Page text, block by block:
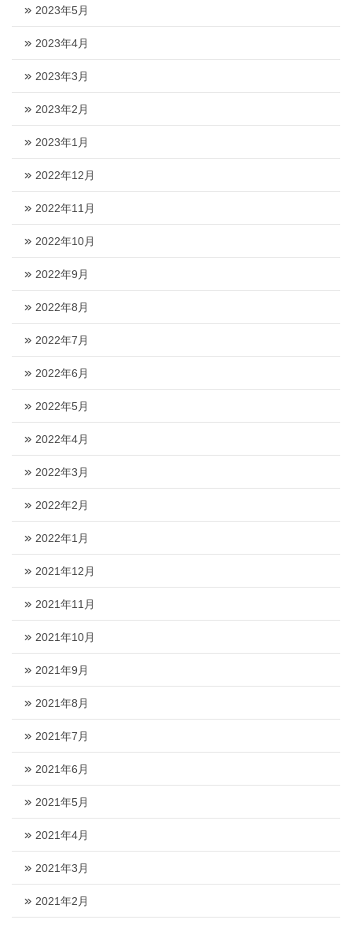
2023年5月
2023年4月
2023年3月
2023年2月
2023年1月
2022年12月
2022年11月
2022年10月
2022年9月
2022年8月
2022年7月
2022年6月
2022年5月
2022年4月
2022年3月
2022年2月
2022年1月
2021年12月
2021年11月
2021年10月
2021年9月
2021年8月
2021年7月
2021年6月
2021年5月
2021年4月
2021年3月
2021年2月